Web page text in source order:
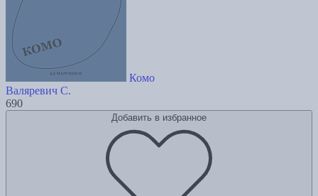
Комо
Валяревич С.
690
Добавить в избранное